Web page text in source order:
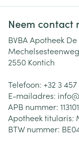
Neem contact
BVBA Apotheek
2550 Kontich
Telefoon: +32 3
E-mailadres: info@
APB nummer: 113101
Apotheek titularis:
BTW nummer: